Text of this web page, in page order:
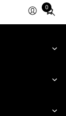
0
Total
items
cart: